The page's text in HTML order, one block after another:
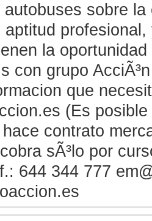
sobre
la
con grupo
que
(Es
hace contrato
sÃ³lo por
644 344 777